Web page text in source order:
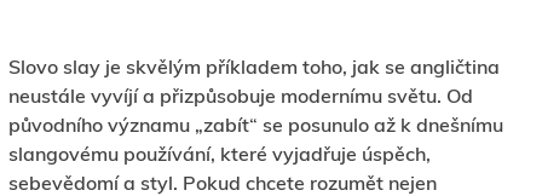
Slovo slay je skvělým příkladem toho, jak se angličtina
neustále vyvíjí a přizpůsobuje modernímu světu. Od
původního významu „zabít“ se posunulo až k dnešnímu
slangovému používání, které vyjadřuje úspěch,
sebevědomí a styl. Pokud chcete rozumět nejen